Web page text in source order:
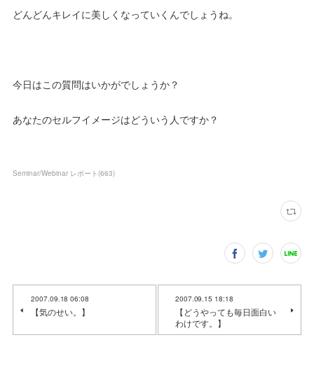
どんどんキレイに美しくなっていくんでしょうね。
今日はこの質問はいかがでしょうか？
あなたのセルフイメージはどういう人ですか？
Seminar/Webinar レポート (663)
2007.09.18 06:08
【気のせい。】
2007.09.15 18:18
【どうやっても毎日面白い
わけです。】